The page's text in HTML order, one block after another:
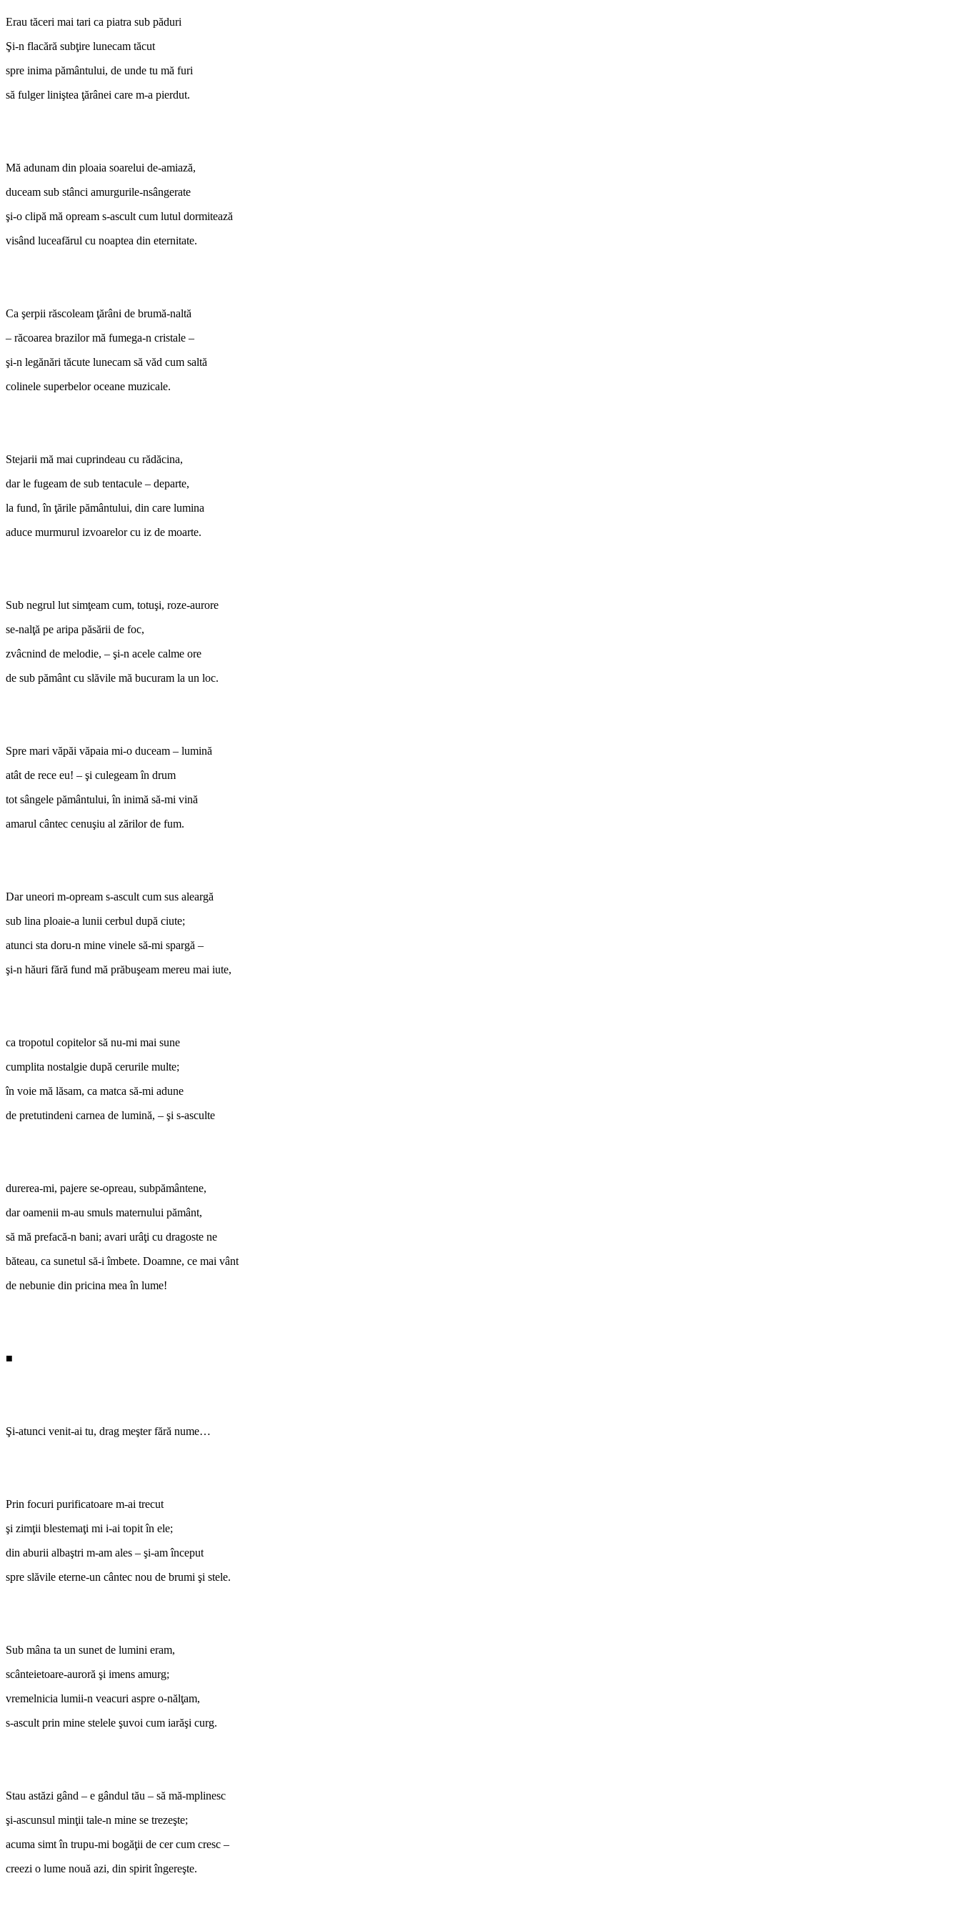
Erau tăceri mai tari ca piatra sub păduri
Şi-n flacără subţire lunecam tăcut
spre inima pământului, de unde tu mă furi
să fulger liniştea ţărânei care m-a pierdut.
Mă adunam din ploaia soarelui de-amiază,
duceam sub stânci amurgurile-nsângerate
şi-o clipă mă opream s-ascult cum lutul dormitează
visând luceafărul cu noaptea din eternitate.
Ca şerpii răscoleam ţărâni de brumă-naltă
– răcoarea brazilor mă fumega-n cristale –
şi-n legănări tăcute lunecam să văd cum saltă
colinele superbelor oceane muzicale.
Stejarii mă mai cuprindeau cu rădăcina,
dar le fugeam de sub tentacule – departe,
la fund, în ţările pământului, din care lumina
aduce murmurul izvoarelor cu iz de moarte.
Sub negrul lut simţeam cum, totuşi, roze-aurore
se-nalţă pe aripa păsării de foc,
zvâcnind de melodie, – şi-n acele calme ore
de sub pământ cu slăvile mă bucuram la un loc.
Spre mari văpăi văpaia mi-o duceam – lumină
atât de rece eu! – şi culegeam în drum
tot sângele pământului, în inimă să-mi vină
amarul cântec cenuşiu al zărilor de fum.
Dar uneori m-opream s-ascult cum sus aleargă
sub lina ploaie-a lunii cerbul după ciute;
atunci sta doru-n mine vinele să-mi spargă –
şi-n hăuri fără fund mă prăbuşeam mereu mai iute,
ca tropotul copitelor să nu-mi mai sune
cumplita nostalgie după cerurile multe;
în voie mă lăsam, ca matca să-mi adune
de pretutindeni carnea de lumină, – şi s-asculte
durerea-mi, pajere se-opreau, subpământene,
dar oamenii m-au smuls maternului pământ,
să mă prefacă-n bani; avari urâţi cu dragoste ne
băteau, ca sunetul să-i îmbete. Doamne, ce mai vânt
de nebunie din pricina mea în lume!
■
Şi-atunci venit-ai tu, drag meşter fără nume…
Prin focuri purificatoare m-ai trecut
şi zimţii blestemaţi mi i-ai topit în ele;
din aburii albaştri m-am ales – şi-am început
spre slăvile eterne-un cântec nou de brumi şi stele.
Sub mâna ta un sunet de lumini eram,
scânteietoare-auroră şi imens amurg;
vremelnicia lumii-n veacuri aspre o-nălţam,
s-ascult prin mine stelele şuvoi cum iarăşi curg.
Stau astăzi gând – e gândul tău – să mă-mplinesc
şi-ascunsul minţii tale-n mine se trezeşte;
acuma simt în trupu-mi bogăţii de cer cum cresc –
creezi o lume nouă azi, din spirit îngereşte.